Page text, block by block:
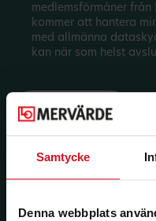
Samtycke
Denna webbplats
medlemsförmåner
kommer att hantera
med allmänna
kan när som helst